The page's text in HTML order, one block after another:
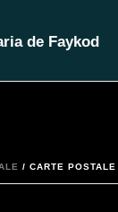
de Faykod
/ CARTE